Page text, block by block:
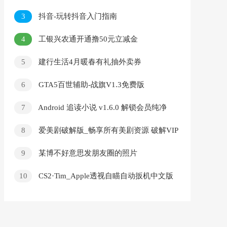
3 抖音-玩转抖音入门指南
4 工银兴农通开通撸50元立减金
5 建行生活4月暖春有礼抽外卖券
6 GTA5百世辅助-战旗V1.3免费版
7
Android 追读小说 v1.6.0 解锁会员纯净
8
爱美剧破解版_畅享所有美剧资源 破解VIP
9
某博不好意思发朋友圈的照片
10 CS2·Tim_Apple透视自瞄自动扳机中文版